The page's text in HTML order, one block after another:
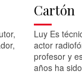
Cartón
Luy Es
actor
profesor y
años ha